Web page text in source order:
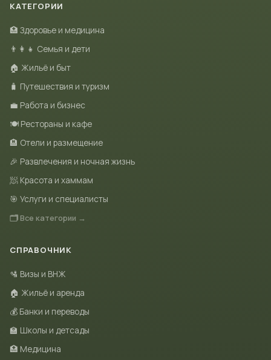
КАТЕГОРИИ
🏥 Здоровье и медицина
👨‍👩‍👧 Семья и дети
🏠 Жильё и быт
🧳 Путешествия и туризм
💼 Работа и бизнес
🍽 Рестораны и кафе
🏨 Отели и размещение
🎉 Развлечения и ночная жизнь
🧖 Красота и хаммам
🎯 Услуги и специалисты
🗂 Все категории →
СПРАВОЧНИК
🛂 Визы и ВНЖ
🏠 Жильё и аренда
💰 Банки и переводы
🏫 Школы и детсады
🏥 Медицина